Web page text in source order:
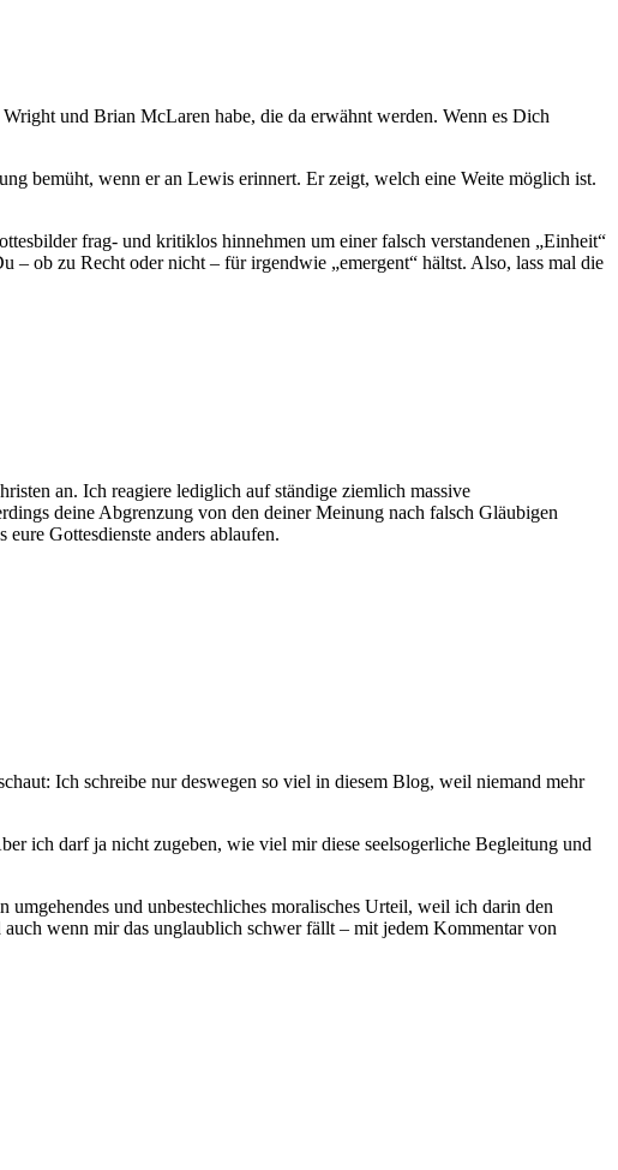
und Brian McLaren habe, die da erwähnt werden. Wenn es Dich
bemüht, wenn er an Lewis erinnert. Er zeigt, welch eine Weite möglich ist.
frag- und kritiklos hinnehmen um einer falsch verstandenen „Einheit“
ob zu Recht oder nicht – für irgendwie „emergent“ hältst. Also, lass mal die
an. Ich reagiere lediglich auf ständige ziemlich massive
deine Abgrenzung von den deiner Meinung nach falsch Gläubigen
Gottesdienste anders ablaufen.
Ich schreibe nur deswegen so viel in diesem Blog, weil niemand mehr
ich darf ja nicht zugeben, wie viel mir diese seelsogerliche Begleitung und
und unbestechliches moralisches Urteil, weil ich darin den
wenn mir das unglaublich schwer fällt – mit jedem Kommentar von